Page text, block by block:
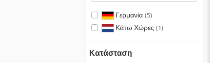
Γερμανία (5)
Κάτω Χώρες (1)
Κατάσταση